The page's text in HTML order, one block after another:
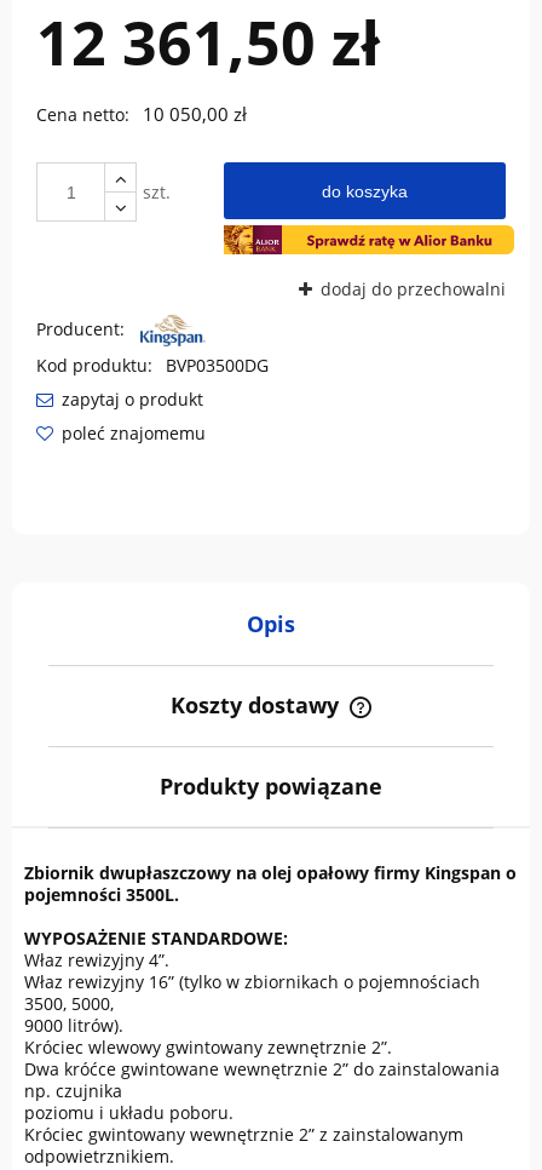
12 361,50 zł
Cena netto: 10 050,00 zł
szt. do koszyka
dodaj do przechowalni
Producent:
Kod produktu:
BVP03500DG
zapytaj o produkt
poleć znajomemu
Opis
Koszty dostawy
Cena nie zawiera ewentualnych kosztów płatności
Produkty powiązane
Zbiornik dwupłaszczowy na olej opałowy firmy Kingspan o
pojemności 3500L.
WYPOSAŻENIE STANDARDOWE:
Właz rewizyjny 4”.
Właz rewizyjny 16” (tylko w zbiornikach o pojemnościach
3500, 5000,
9000 litrów).
Króciec wlewowy gwintowany zewnętrznie 2”.
Dwa króćce gwintowane wewnętrznie 2” do zainstalowania
np. czujnika
poziomu i układu poboru.
Króciec gwintowany wewnętrznie 2” z zainstalowanym
odpowietrznikiem.